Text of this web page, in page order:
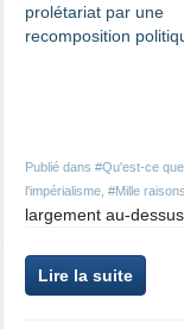
Publié dans #Qu'est-ce
l'impérialisme #Mille
largement au-
Lire la suite